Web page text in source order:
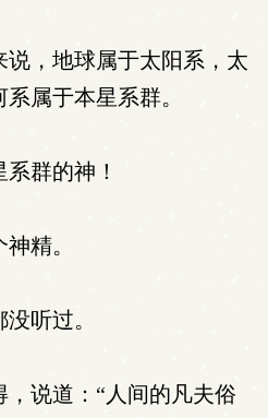
，地球属于太阳系，太
属于本星系群。
群的神！
精。
听过。
说道：“人间的凡夫俗